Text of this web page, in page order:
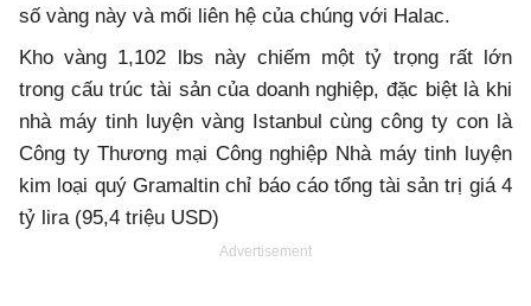
số vàng này và mối liên hệ của chúng với Halac.
Kho vàng 1,102 lbs này chiếm một tỷ trọng rất lớn
trong cấu trúc tài sản của doanh nghiệp, đặc biệt là khi
nhà máy tinh luyện vàng Istanbul cùng công ty con là
Công ty Thương mại Công nghiệp Nhà máy tinh luyện
kim loại quý Gramaltin chỉ báo cáo tổng tài sản trị giá 4
tỷ lira (95,4 triệu USD)
Advertisement